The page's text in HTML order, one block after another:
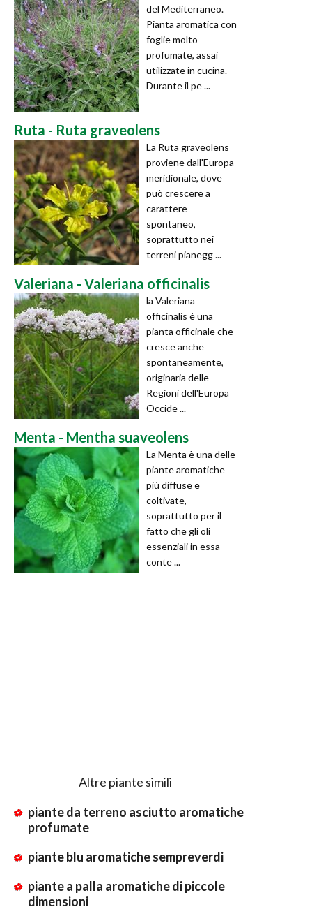
del Mediterraneo.
Pianta aromatica con
foglie molto
profumate, assai
utilizzate in cucina.
Durante il pe ...
Ruta - Ruta graveolens
La Ruta graveolens
proviene dall'Europa
meridionale, dove
può crescere a
carattere
spontaneo,
soprattutto nei
terreni pianegg ...
Valeriana - Valeriana officinalis
la Valeriana
officinalis è una
pianta officinale che
cresce anche
spontaneamente,
originaria delle
Regioni dell'Europa
Occide ...
Menta - Mentha suaveolens
La Menta è una delle
piante aromatiche
più diffuse e
coltivate,
soprattutto per il
fatto che gli oli
essenziali in essa
conte ...
Altre piante simili
piante da terreno asciutto aromatiche
profumate
piante blu aromatiche sempreverdi
piante a palla aromatiche di piccole
dimensioni